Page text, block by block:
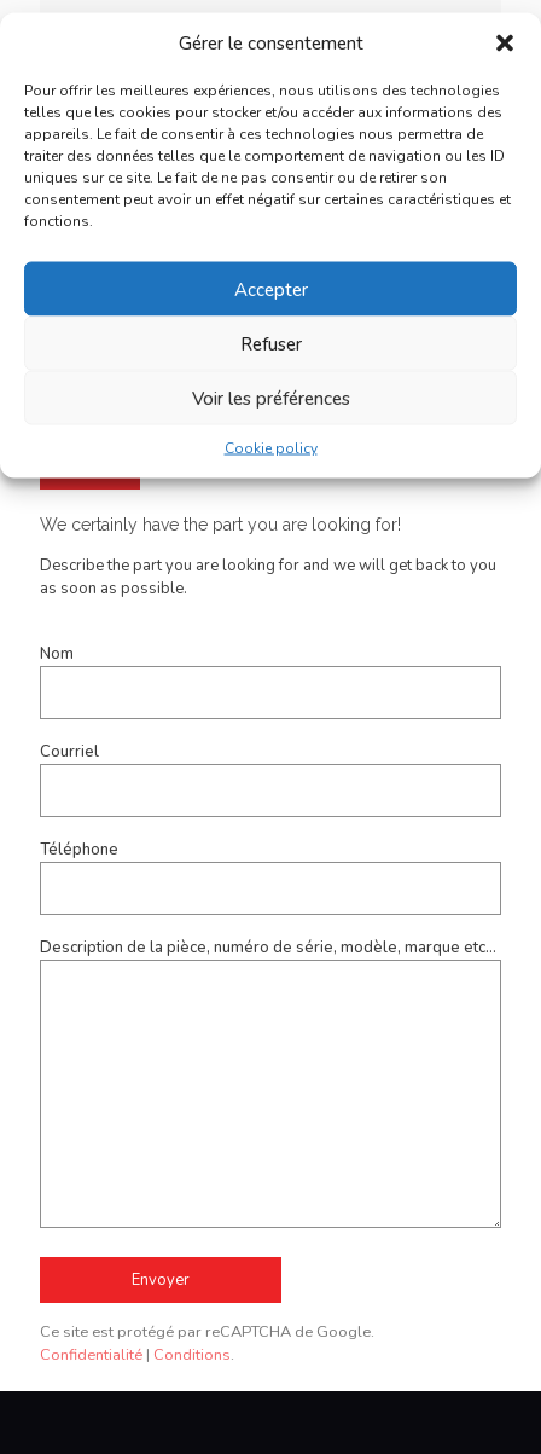
Gérer le consentement
Pour offrir les meilleures expériences, nous utilisons des technologies
telles que les cookies pour stocker et/ou accéder aux informations des
appareils. Le fait de consentir à ces technologies nous permettra de
traiter des données telles que le comportement de navigation ou les ID
uniques sur ce site. Le fait de ne pas consentir ou de retirer son
consentement peut avoir un effet négatif sur certaines caractéristiques et
fonctions.
Accepter
Refuser
Voir les préférences
Cookie policy
Hardware store
Canopy
Ventilation
Consult the catalogs of our suppliers
Our 2 biggest providers are Keystone (NTP) & Atlas. These have
We certainly have the part you are looking for!
Describe the part you are looking for and we will get back to you
as soon as possible.
Nom
Courriel
Téléphone
Description de la pièce, numéro de série, modèle, marque etc...
Ce site est protégé par reCAPTCHA de Google.
Confidentialité | Conditions.